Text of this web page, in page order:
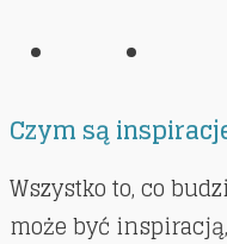
Czym są
Wszystko to, co
może być